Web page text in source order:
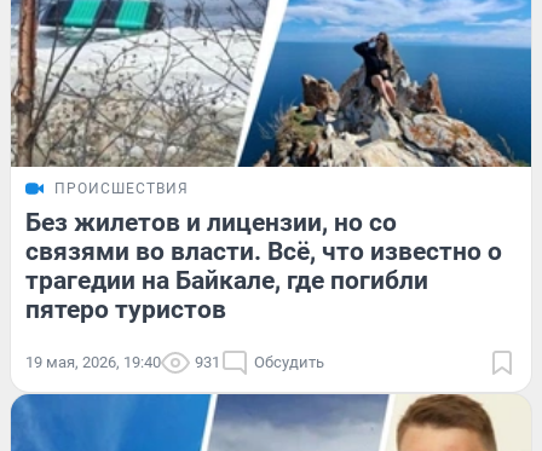
ПРОИСШЕСТВИЯ
Без жилетов и лицензии, но со
связями во власти. Всё, что известно о
трагедии на Байкале, где погибли
пятеро туристов
19 мая, 2026, 19:40 931 Обсудить